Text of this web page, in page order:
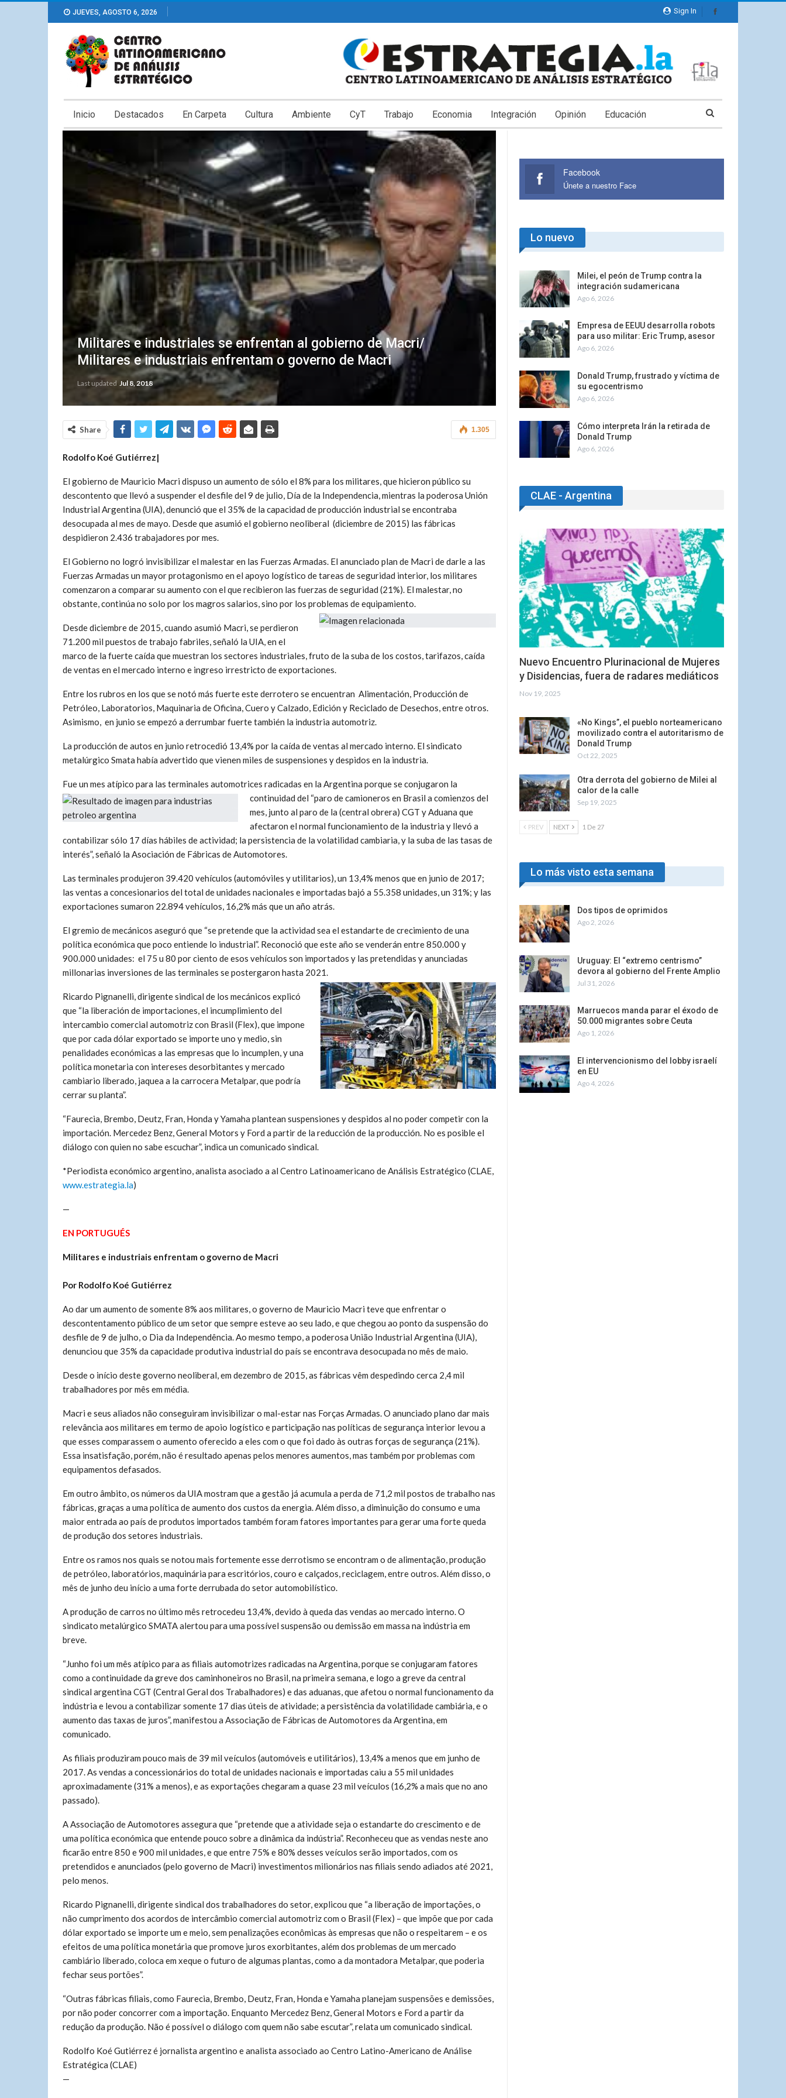
Sign In
JUEVES, AGOSTO 6, 2026
Inicio Destacados En Carpeta Cultura Ambiente CyT Trabajo Economia Integración Opinión Educación
Militares e industriales se enfrentan al gobierno de Macri/
Militares e industriais enfrentam o governo de Macri
Last updated Jul 8, 2018
1.305
Share
Rodolfo Koé Gutiérrez|
El gobierno de Mauricio Macri dispuso un aumento de sólo el 8% para los militares, que hicieron público su
descontento que llevó a suspender el desfile del 9 de julio, Día de la Independencia, mientras la poderosa Unión
Industrial Argentina (UIA), denunció que el 35% de la capacidad de producción industrial se encontraba
desocupada al mes de mayo. Desde que asumió el gobierno neoliberal (diciembre de 2015) las fábricas
despidieron 2.436 trabajadores por mes.
El Gobierno no logró invisibilizar el malestar en las Fuerzas Armadas. El anunciado plan de Macri de darle a las
Fuerzas Armadas un mayor protagonismo en el apoyo logístico de tareas de seguridad interior, los militares
comenzaron a comparar su aumento con el que recibieron las fuerzas de seguridad (21%). El malestar, no
obstante, continúa no solo por los magros salarios, sino por los problemas de equipamiento.
Desde diciembre de 2015, cuando asumió Macri, se perdieron
71.200 mil puestos de trabajo fabriles, señaló la UIA, en el
marco de la fuerte caída que muestran los sectores industriales, fruto de la suba de los costos, tarifazos, caída
de ventas en el mercado interno e ingreso irrestricto de exportaciones.
Entre los rubros en los que se notó más fuerte este derrotero se encuentran Alimentación, Producción de
Petróleo, Laboratorios, Maquinaria de Oficina, Cuero y Calzado, Edición y Reciclado de Desechos, entre otros.
Asimismo, en junio se empezó a derrumbar fuerte también la industria automotriz.
La producción de autos en junio retrocedió 13,4% por la caída de ventas al mercado interno. El sindicato
metalúrgico Smata había advertido que vienen miles de suspensiones y despidos en la industria.
Fue un mes atípico para las terminales automotrices radicadas en la Argentina porque se conjugaron la
continuidad del “paro de camioneros en Brasil a comienzos del
mes, junto al paro de la (central obrera) CGT y Aduana que
afectaron el normal funcionamiento de la industria y llevó a
contabilizar sólo 17 días hábiles de actividad; la persistencia de la volatilidad cambiaria, y la suba de las tasas de
interés”, señaló la Asociación de Fábricas de Automotores.
Las terminales produjeron 39.420 vehículos (automóviles y utilitarios), un 13,4% menos que en junio de 2017;
las ventas a concesionarios del total de unidades nacionales e importadas bajó a 55.358 unidades, un 31%; y las
exportaciones sumaron 22.894 vehículos, 16,2% más que un año atrás.
El gremio de mecánicos aseguró que “se pretende que la actividad sea el estandarte de crecimiento de una
política económica que poco entiende lo industrial”. Reconoció que este año se venderán entre 850.000 y
900.000 unidades: el 75 u 80 por ciento de esos vehículos son importados y las pretendidas y anunciadas
millonarias inversiones de las terminales se postergaron hasta 2021.
Ricardo Pignanelli, dirigente sindical de los mecánicos explicó
que “la liberación de importaciones, el incumplimiento del
intercambio comercial automotriz con Brasil (Flex), que impone
que por cada dólar exportado se importe uno y medio, sin
penalidades económicas a las empresas que lo incumplen, y una
política monetaria con intereses desorbitantes y mercado
cambiario liberado, jaquea a la carrocera Metalpar, que podría
cerrar su planta”.
“Faurecia, Brembo, Deutz, Fran, Honda y Yamaha plantean suspensiones y despidos al no poder competir con la
importación. Mercedez Benz, General Motors y Ford a partir de la reducción de la producción. No es posible el
diálogo con quien no sabe escuchar”, indica un comunicado sindical.
*Periodista económico argentino, analista asociado a al Centro Latinoamericano de Análisis Estratégico (CLAE,
www.estrategia.la)
—
EN PORTUGUÉS
Militares e industriais enfrentam o governo de Macri
Por Rodolfo Koé Gutiérrez
Ao dar um aumento de somente 8% aos militares, o governo de Mauricio Macri teve que enfrentar o
descontentamento público de um setor que sempre esteve ao seu lado, e que chegou ao ponto da suspensão do
desfile de 9 de julho, o Dia da Independência. Ao mesmo tempo, a poderosa União Industrial Argentina (UIA),
denunciou que 35% da capacidade produtiva industrial do país se encontrava desocupada no mês de maio.
Desde o início deste governo neoliberal, em dezembro de 2015, as fábricas vêm despedindo cerca 2,4 mil
trabalhadores por mês em média.
Macri e seus aliados não conseguiram invisibilizar o mal-estar nas Forças Armadas. O anunciado plano dar mais
relevância aos militares em termo de apoio logístico e participação nas políticas de segurança interior levou a
que esses comparassem o aumento oferecido a eles com o que foi dado às outras forças de segurança (21%).
Essa insatisfação, porém, não é resultado apenas pelos menores aumentos, mas também por problemas com
equipamentos defasados.
Em outro âmbito, os números da UIA mostram que a gestão já acumula a perda de 71,2 mil postos de trabalho nas
fábricas, graças a uma política de aumento dos custos da energia. Além disso, a diminuição do consumo e uma
maior entrada ao país de produtos importados também foram fatores importantes para gerar uma forte queda
de produção dos setores industriais.
Entre os ramos nos quais se notou mais fortemente esse derrotismo se encontram o de alimentação, produção
de petróleo, laboratórios, maquinária para escritórios, couro e calçados, reciclagem, entre outros. Além disso, o
mês de junho deu início a uma forte derrubada do setor automobilístico.
A produção de carros no último mês retrocedeu 13,4%, devido à queda das vendas ao mercado interno. O
sindicato metalúrgico SMATA alertou para uma possível suspensão ou demissão em massa na indústria em
breve.
“Junho foi um mês atípico para as filiais automotrizes radicadas na Argentina, porque se conjugaram fatores
como a continuidade da greve dos caminhoneiros no Brasil, na primeira semana, e logo a greve da central
sindical argentina CGT (Central Geral dos Trabalhadores) e das aduanas, que afetou o normal funcionamento da
indústria e levou a contabilizar somente 17 dias úteis de atividade; a persistência da volatilidade cambiária, e o
aumento das taxas de juros”, manifestou a Associação de Fábricas de Automotores da Argentina, em
comunicado.
As filiais produziram pouco mais de 39 mil veículos (automóveis e utilitários), 13,4% a menos que em junho de
2017. As vendas a concessionários do total de unidades nacionais e importadas caiu a 55 mil unidades
aproximadamente (31% a menos), e as exportações chegaram a quase 23 mil veículos (16,2% a mais que no ano
passado).
A Associação de Automotores assegura que “pretende que a atividade seja o estandarte do crescimento e de
uma política económica que entende pouco sobre a dinâmica da indústria”. Reconheceu que as vendas neste ano
ficarão entre 850 e 900 mil unidades, e que entre 75% e 80% desses veículos serão importados, com os
pretendidos e anunciados (pelo governo de Macri) investimentos milionários nas filiais sendo adiados até 2021,
pelo menos.
Ricardo Pignanelli, dirigente sindical dos trabalhadores do setor, explicou que “a liberação de importações, o
não cumprimento dos acordos de intercâmbio comercial automotriz com o Brasil (Flex) – que impõe que por cada
dólar exportado se importe um e meio, sem penalizações econômicas às empresas que não o respeitarem – e os
efeitos de uma política monetária que promove juros exorbitantes, além dos problemas de um mercado
cambiário liberado, coloca em xeque o futuro de algumas plantas, como a da montadora Metalpar, que poderia
fechar seus portões”.
“Outras fábricas filiais, como Faurecia, Brembo, Deutz, Fran, Honda e Yamaha planejam suspensões e demissões,
por não poder concorrer com a importação. Enquanto Mercedez Benz, General Motors e Ford a partir da
redução da produção. Não é possível o diálogo com quem não sabe escutar”, relata um comunicado sindical.
Rodolfo Koé Gutiérrez é jornalista argentino e analista associado ao Centro Latino-Americano de Análise
Estratégica (CLAE)
—
Facebook
Únete a nuestro Face
Lo nuevo
Milei, el peón de Trump contra la
integración sudamericana
Ago 6, 2026
Empresa de EEUU desarrolla robots
para uso militar: Eric Trump, asesor
Ago 6, 2026
Donald Trump, frustrado y víctima de
su egocentrismo
Ago 6, 2026
Cómo interpreta Irán la retirada de
Donald Trump
Ago 6, 2026
CLAE - Argentina
Nuevo Encuentro Plurinacional de Mujeres
y Disidencias, fuera de radares mediáticos
Nov 19, 2025
«No Kings”, el pueblo norteamericano
movilizado contra el autoritarismo de
Donald Trump
Oct 22, 2025
Otra derrota del gobierno de Milei al
calor de la calle
Sep 19, 2025
PREV NEXT 1 De 27
Lo más visto esta semana
Dos tipos de oprimidos
Ago 2, 2026
Uruguay: El “extremo centrismo”
devora al gobierno del Frente Amplio
Jul 31, 2026
Marruecos manda parar el éxodo de
50.000 migrantes sobre Ceuta
Ago 1, 2026
El intervencionismo del lobby israelí
en EU
Ago 4, 2026